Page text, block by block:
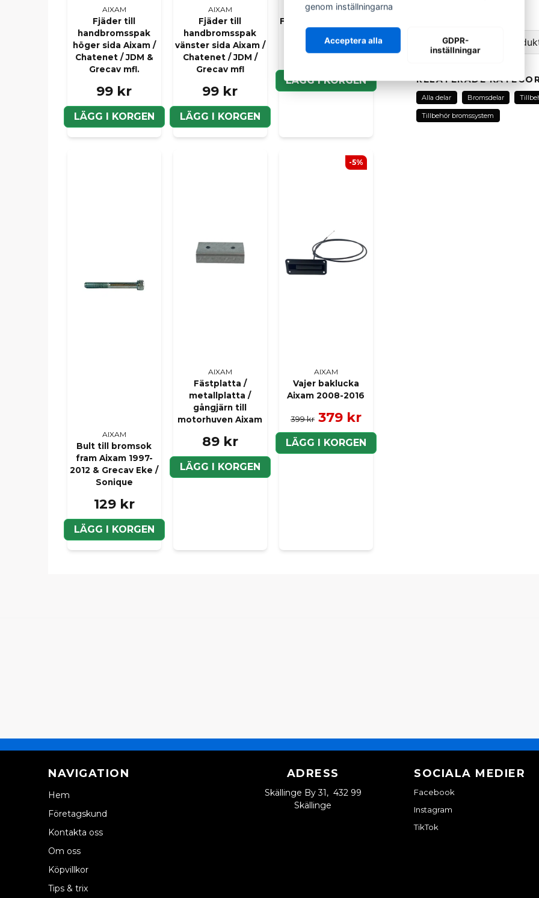
AIXAM
Fjäder till
handbromsspak
höger sida Aixam /
Chatenet / JDM &
Grecav mfl.
99 kr
LÄGG I KORGEN
AIXAM
Fjäder till
handbromsspak
vänster sida Aixam /
Chatenet / JDM /
Grecav mfl
99 kr
LÄGG I KORGEN
AIXAM
Fäste bromsok fram
Aixam 1997-2008
659 kr
LÄGG I KORGEN
AIXAM
Bult till bromsok
fram Aixam 1997-
2012 & Grecav Eke /
Sonique
129 kr
LÄGG I KORGEN
AIXAM
Fästplatta /
metallplatta /
gångjärn till
motorhuven Aixam
89 kr
LÄGG I KORGEN
AIXAM
Vajer baklucka
Aixam 2008-2016
399 kr 379 kr
LÄGG I KORGEN
-5%
Ställ en fråga om
Fråga oss om denna
RELATERADE
Alla delar Bromsdelar
Tillbehör bromssystem
NAVIGATION
Hem
Företagskund
Kontakta oss
Om oss
Köpvillkor
Tips & trix
ADRESS
Skällinge By 31, 432 99
Skällinge
SOCIALA MEDIER
Facebook
Instagram
TikTok
genom inställningarna
Acceptera alla
GDPR-
inställningar